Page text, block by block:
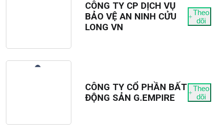
CÔNG TY CP DỊCH VỤ
BẢO VỆ AN NINH CỬU
LONG VN
Theo
dõi
CÔNG TY CỔ PHẦN BẤT
ĐỘNG SẢN G.EMPIRE
Theo
dõi